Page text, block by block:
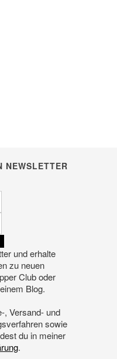
NEWSLETTER
und erhalte
zu neuen
Club oder
Blog.
, Versand- und
sowie
du in meiner
.